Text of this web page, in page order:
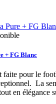
+ FG Blanc
faite pour le
La
en élégance